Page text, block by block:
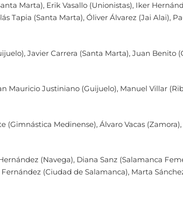
Marta), Erik Vasallo (Unionistas), Iker
Tapia (Santa Marta), Óliver Álvarez (Jai Alai),
Javier Carrera (Santa Marta), Juan Benito
Mauricio Justiniano (Guijuelo), Manuel Villar
(Gimnástica Medinense), Álvaro Vacas
(Navega), Diana Sanz (Salamanca
(Ciudad de Salamanca), Marta